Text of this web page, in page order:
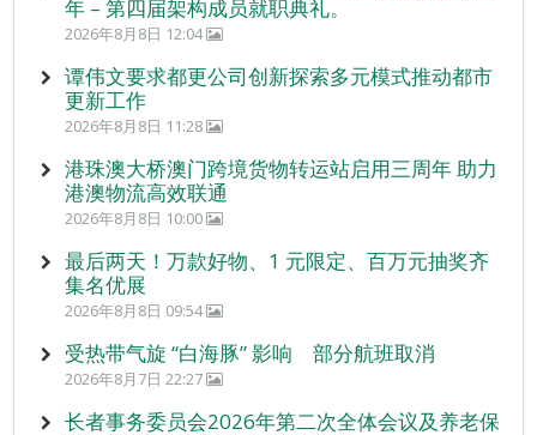
年 – 第四届架构成员就职典礼。
2026年8月8日 12:04
谭伟文要求都更公司创新探索多元模式推动都市
更新工作
2026年8月8日 11:28
港珠澳大桥澳门跨境货物转运站启用三周年 助力
港澳物流高效联通
2026年8月8日 10:00
最后两天！万款好物、1 元限定、百万元抽奖齐
集名优展
2026年8月8日 09:54
受热带气旋 “白海豚” 影响 部分航班取消
2026年8月7日 22:27
长者事务委员会2026年第二次全体会议及养老保